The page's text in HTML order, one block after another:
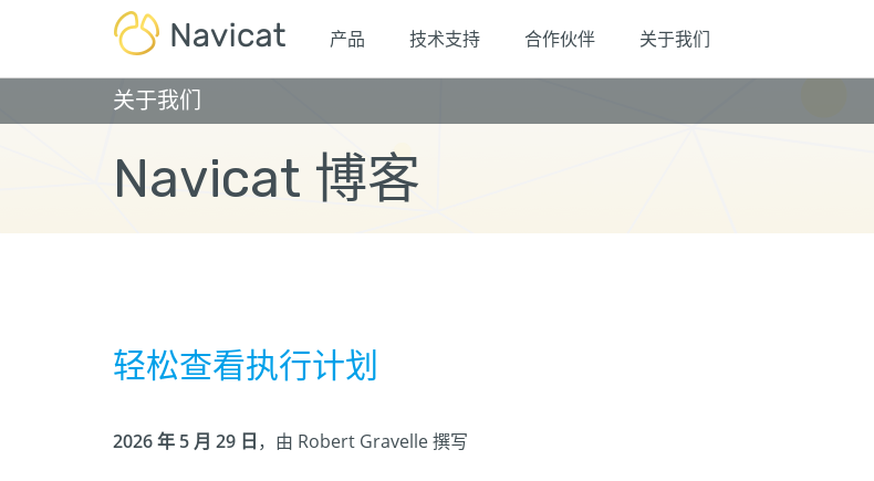
产品 技术支持 合作伙伴 关于我们
关于我们
Navicat 博客
轻松查看执行计划
2026 年 5 月 29 日，由 Robert Gravelle 撰写